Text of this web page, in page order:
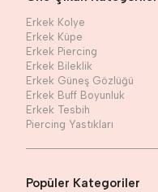
Erkek Kolye
Erkek Küpe
Erkek Piercing
Erkek Bileklik
Erkek Güneş Gözlüğü
Erkek Buff Boyunluk
Erkek Tesbih
Piercing Yastıkları
Popüler Kategoriler